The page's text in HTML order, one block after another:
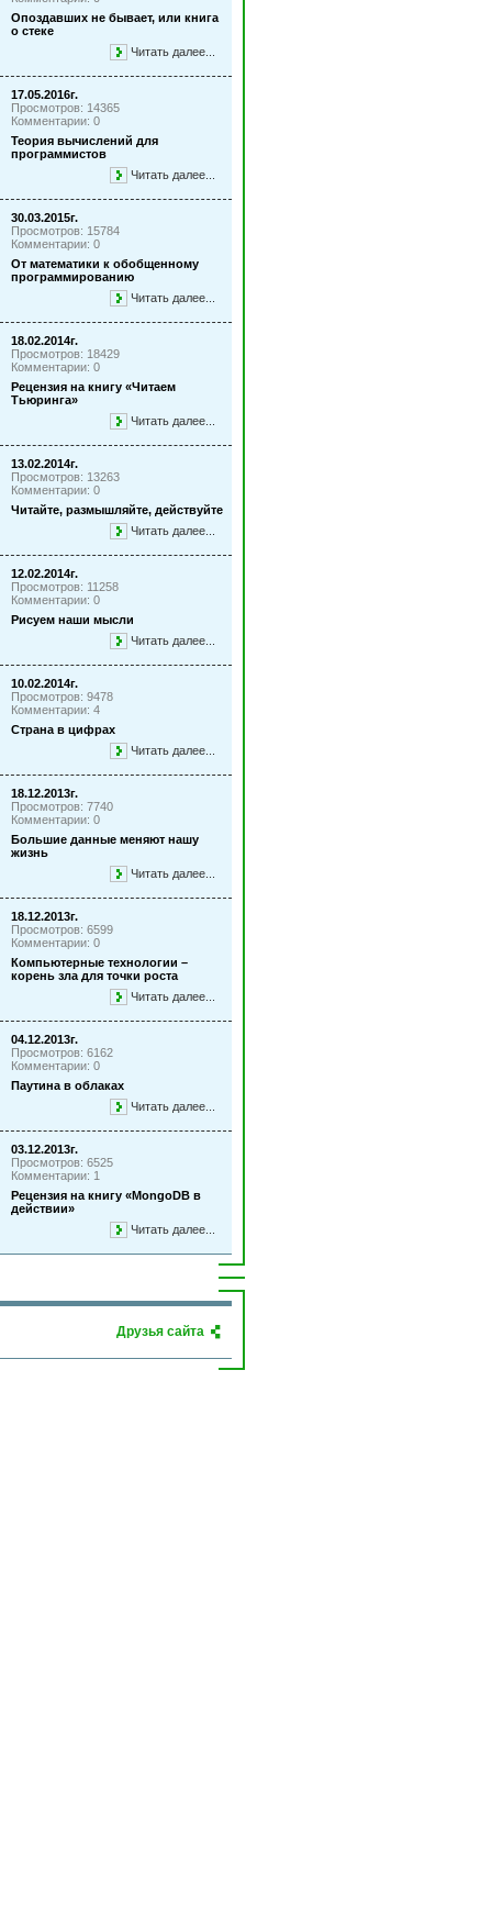
Опоздавших не бывает, или книга
о стеке
Читать далее...
17.05.2016г.
Просмотров: 14365
Комментарии: 0
Теория вычислений для
программистов
Читать далее...
30.03.2015г.
Просмотров: 15784
Комментарии: 0
От математики к обобщенному
программированию
Читать далее...
18.02.2014г.
Просмотров: 18429
Комментарии: 0
Рецензия на книгу «Читаем
Тьюринга»
Читать далее...
13.02.2014г.
Просмотров: 13263
Комментарии: 0
Читайте, размышляйте, действуйте
Читать далее...
12.02.2014г.
Просмотров: 11258
Комментарии: 0
Рисуем наши мысли
Читать далее...
10.02.2014г.
Просмотров: 9478
Комментарии: 4
Страна в цифрах
Читать далее...
18.12.2013г.
Просмотров: 7740
Комментарии: 0
Большие данные меняют нашу
жизнь
Читать далее...
18.12.2013г.
Просмотров: 6599
Комментарии: 0
Компьютерные технологии –
корень зла для точки роста
Читать далее...
04.12.2013г.
Просмотров: 6162
Комментарии: 0
Паутина в облаках
Читать далее...
03.12.2013г.
Просмотров: 6525
Комментарии: 1
Рецензия на книгу «MongoDB в
действии»
Читать далее...
Друзья сайта